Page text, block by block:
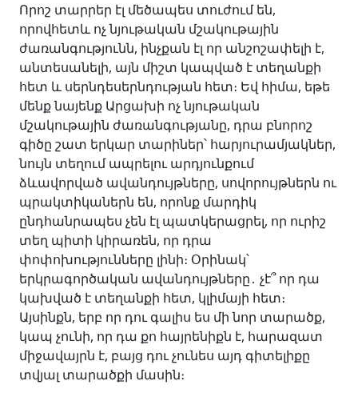
Որոշ տարրեր էլ մեծապես տուժում են,
որովհետև ոչ նյութական մշակութային
ժառանգությունն, ինչքան էլ որ անշոշափելի է,
անտեսանելի, այն միշտ կապված է տեղանքի
հետ և սերնդեսերնդության հետ։ Եվ հիմա, եթե
մենք նայենք Արցախի ոչ նյութական
մշակութային ժառանգությանը, դրա բնորոշ
գիծը շատ երկար տարիներ՝ հարյուրամյակներ,
նույն տեղում ապրելու արդյունքում
ձևավորված ավանդույթները, սովորույթներն ու
պրակտիկաներն են, որոնք մարդիկ
ընդհանրապես չեն էլ պատկերացրել, որ ուրիշ
տեղ պիտի կիրառեն, որ դրա
փոփոխությունները լինի։ Օրինակ՝
երկրագործական ավանդույթները․ չէ՞ որ դա
կախված է տեղանքի հետ, կլիմայի հետ։
Այսինքն, երբ որ դու գալիս ես մի նոր տարածք,
կապ չունի, որ դա քո հայրենիքն է, հարազատ
միջավայրն է, բայց դու չունես այդ գիտելիքը
տվյալ տարածքի մասին։